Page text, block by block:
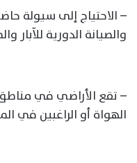
– الاحتياج إلى سيولة
والصيانة الدورية للآبار
– تقع الأراضي في
الهواة أو الراغبين في